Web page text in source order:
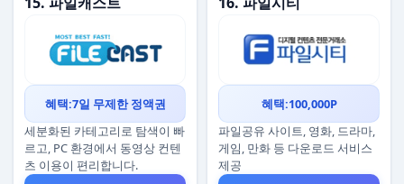
혜택:7일 무제한 정액권
세분화된 카테고리로 탐색이 빠
르고, PC 환경에서 동영상 컨텐
츠 이용이 편리합니다.
혜택:100,000P
파일공유 사이트, 영화, 드라마,
게임, 만화 등 다운로드 서비스
제공